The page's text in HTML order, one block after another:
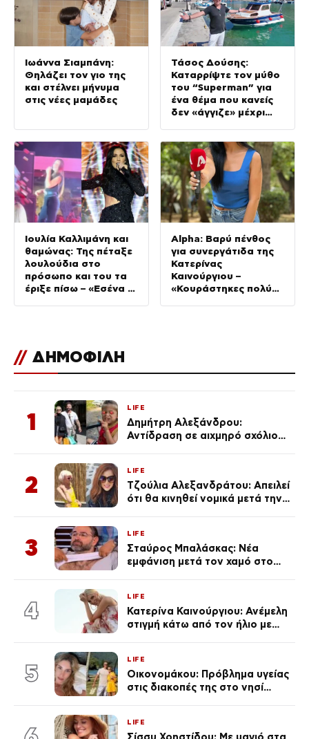
Ιωάννα Σιαμπάνη:
Θηλάζει τον γιο της
και στέλνει μήνυμα
στις νέες μαμάδες
Τάσος Δούσης:
Καταρρίψτε τον μύθο
του “Superman” για
ένα θέμα που κανείς
δεν «άγγιζε» μέχρι
Ιουλία Καλλιμάνη και
θαμώνας: Της πέταξε
λουλούδια στο
πρόσωπο και του τα
έριξε πίσω – «Εσένα σ’
Alpha: Βαρύ πένθος
για συνεργάτιδα της
Κατερίνας
Καινούργιου –
«Κουράστηκες πολύ…
// ΔΗΜΟΦΙΛΗ
1
LIFE
Δημήτρη Αλεξάνδρου:
Αντίδραση σε αιχμηρό σχόλιο
2
LIFE
Τζούλια Αλεξανδράτου: Απειλεί
ότι θα κινηθεί νομικά μετά την
3
LIFE
Σταύρος Μπαλάσκας: Νέα
εμφάνιση μετά τον χαμό στο
4
LIFE
Κατερίνα Καινούργιου: Ανέμελη
στιγμή κάτω από τον ήλιο με
5
LIFE
Οικονομάκου: Πρόβλημα υγείας
στις διακοπές της στο νησί
LIFE
Σίσσυ Χρηστίδου: Με μαγιό στα